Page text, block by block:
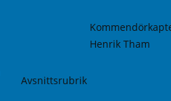
Henrik Tham
Avsnittsrubrik